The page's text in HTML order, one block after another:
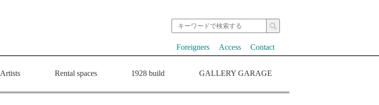
Foreigners Access Contact
Artists Rental spaces 1928 build GALLERY GARAGE